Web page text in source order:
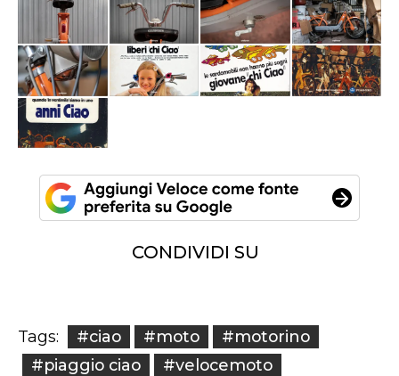
CONDIVIDI SU
Tags: #ciao #moto
#motorino
#piaggio ciao
#velocemoto